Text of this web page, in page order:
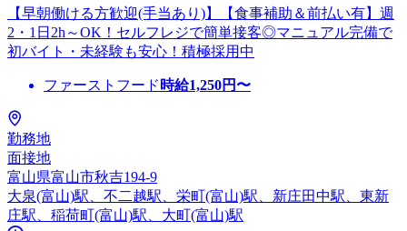
【早朝働ける方歓迎(手当あり)】【食事補助＆前払い有】週
2・1日2h～OK！セルフレジで簡単接客◎マニュアル完備で
初バイト・未経験も安心！積極採用中
ファーストフード 時給1,250円〜
勤務地
面接地
富山県富山市秋吉194-9
大泉(富山)駅、不二越駅、栄町(富山)駅、新庄田中駅、東新
庄駅、稲荷町(富山)駅、大町(富山)駅